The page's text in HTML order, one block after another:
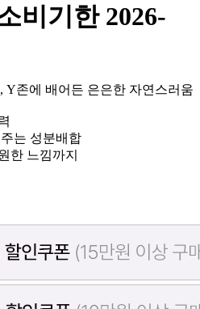
비기한 2026-
Y존에 배어든 은은한 자연스러움
는 성분배합
한 느낌까지